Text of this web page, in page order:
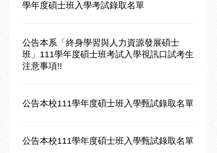
學年度碩士班入學考試錄取名單
公告本系「終身學習與人力資源發展碩士
班」111學年度碩士班考試入學視訊口試考生
注意事項!!
公告本校111學年度碩士班入學甄試錄取名單
公告本校111學年度碩士班入學甄試錄取名單